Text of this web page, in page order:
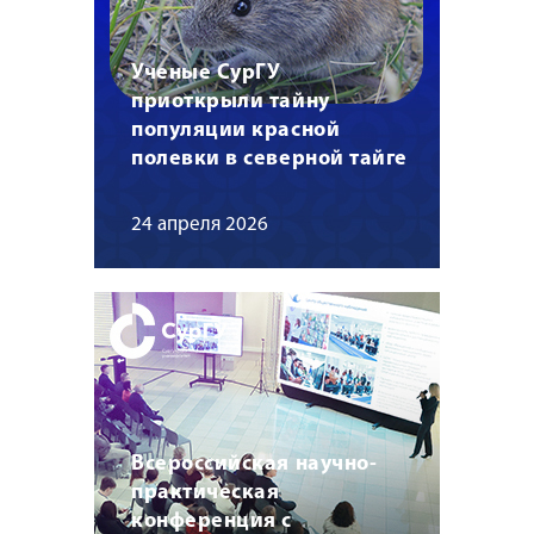
Ученые СурГУ
приоткрыли тайну
популяции красной
полевки в северной тайге
24 апреля 2026
Всероссийская научно-
практическая
конференция с